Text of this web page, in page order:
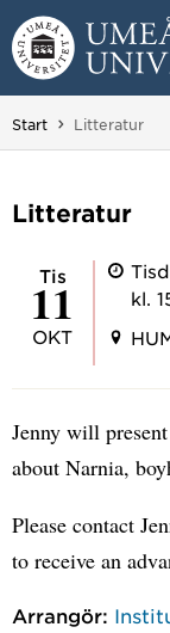
Hoppa direkt till
Huvudmenyn dold.
Start Du är här:
Litteratur
Litteratur
tis
11
OKT
kl.
Jenny will
about Narnia,
Please contact
to receive an
Arrangör: